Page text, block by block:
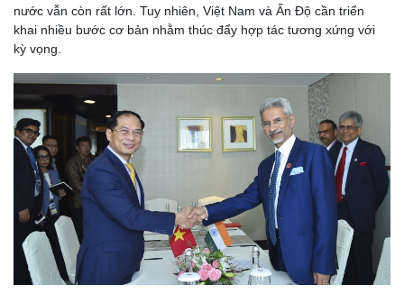
nước vẫn còn rất lớn. Tuy nhiên, Việt Nam và Ấn Độ cần triển
khai nhiều bước cơ bản nhằm thúc đẩy hợp tác tương xứng với
kỳ vọng.